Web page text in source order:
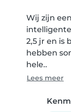
Wij zijn
2,5 jr en is
hebben
hele..
Lees meer